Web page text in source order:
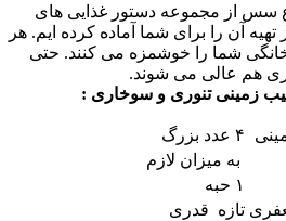
سس از مجموعه دستور غذایی های
آن را برای شما آماده کرده ایم. هر
شما را خوشمزه می کنند. حتی
هم عالی می شوند.
زمینی تنوری و سوخاری :
۴ عدد بزرگ
به میزان لازم
۱ حبه
تازه قدری